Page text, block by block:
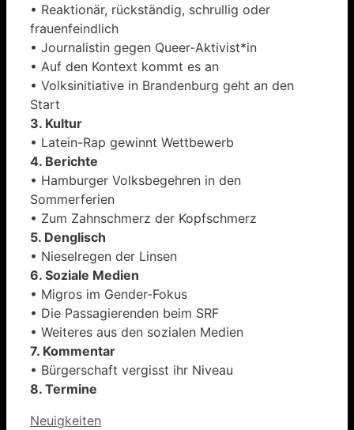
• Reaktionär, rückständig, schrullig oder
frauenfeindlich
• Journalistin gegen Queer-Aktivist*in
• Auf den Kontext kommt es an
• Volksinitiative in Brandenburg geht an den
Start
3. Kultur
• Latein-Rap gewinnt Wettbewerb
4. Berichte
• Hamburger Volksbegehren in den
Sommerferien
• Zum Zahnschmerz der Kopfschmerz
5. Denglisch
• Nieselregen der Linsen
6. Soziale Medien
• Migros im Gender-Fokus
• Die Passagierenden beim SRF
• Weiteres aus den sozialen Medien
7. Kommentar
• Bürgerschaft vergisst ihr Niveau
8. Termine
Kategorien
Neuigkeiten